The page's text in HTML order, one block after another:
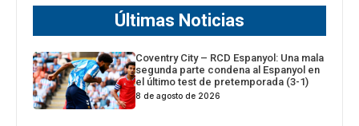
Últimas Noticias
Coventry City – RCD Espanyol: Una mala
segunda parte condena al Espanyol en
el último test de pretemporada (3-1)
8 de agosto de 2026